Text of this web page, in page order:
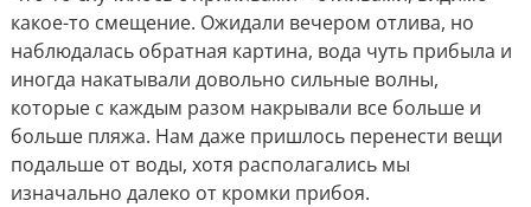
какое-то смещение. Ожидали вечером отлива, но
наблюдалась обратная картина, вода чуть прибыла и
иногда накатывали довольно сильные волны,
которые с каждым разом накрывали все больше и
больше пляжа. Нам даже пришлось перенести вещи
подальше от воды, хотя располагались мы
изначально далеко от кромки прибоя.